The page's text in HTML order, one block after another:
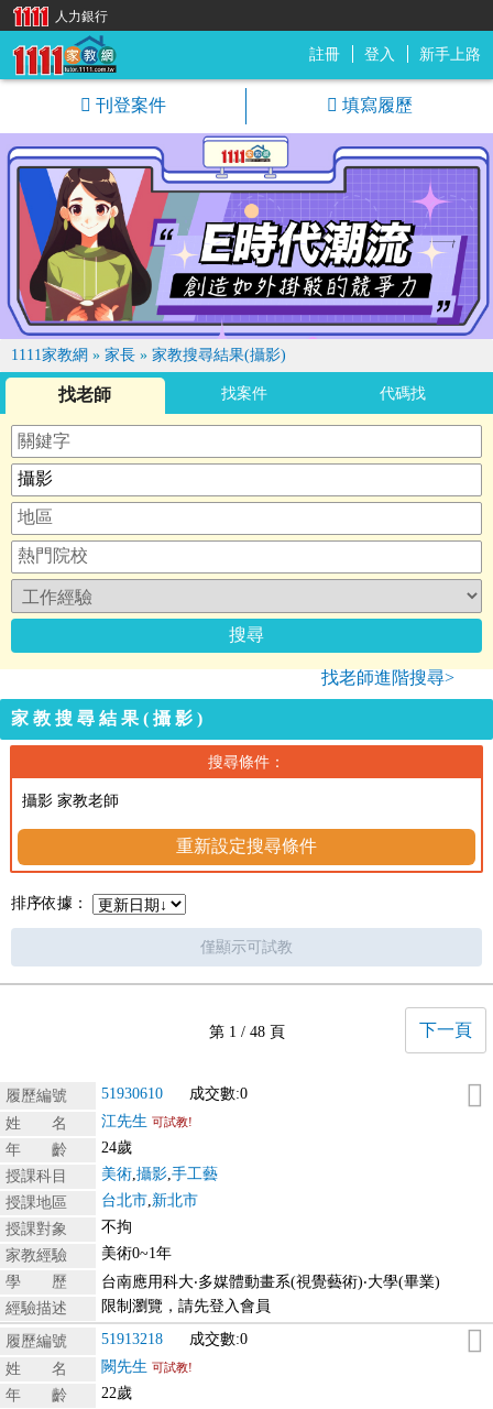
註冊 登入 新手上路
刊登案件 填寫履歷
1111家教網 » 家長 » 家教搜尋結果(攝影)
找老師 找案件 代碼找
找老師進階搜尋>
家教搜尋結果(攝影)
搜尋條件：
攝影 家教老師
重新設定搜尋條件
排序依據：
僅顯示可試教
第 1 / 48 頁 下一頁
履歷編號 51930610
成交數:0
姓 名
江先生 可試教!
年 齡
24歲
授課科目
美術 攝影 手工藝
授課地區
台北市 新北市
授課對象
不拘
家教經驗
美術0~1年
學 歷
台南應用科大‧多媒體動畫系(視覺藝術)‧大學(畢業)
經驗描述
限制瀏覽，請先登入會員
履歷編號 51913218
成交數:0
姓 名
闕先生 可試教!
年 齡
22歲
人力銀行